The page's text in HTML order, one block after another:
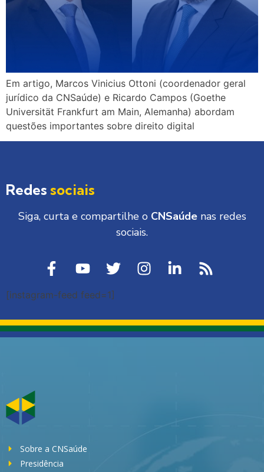
Em artigo, Marcos Vinicius Ottoni (coordenador geral
jurídico da CNSaúde) e Ricardo Campos (Goethe
Universität Frankfurt am Main, Alemanha) abordam
questões importantes sobre direito digital
Redes sociais
Siga, curta e compartilhe o CNSaúdenas redes
sociais.
[instagram-feed feed=1]
Sobre a CNSaúde
Presidência